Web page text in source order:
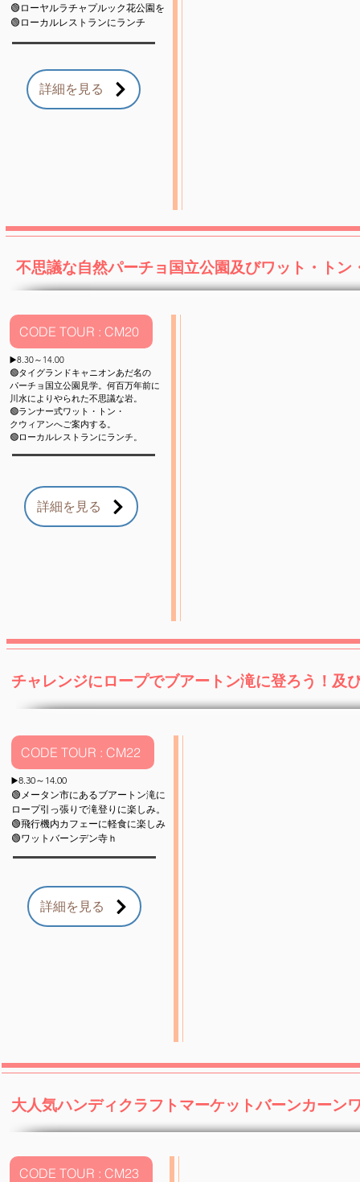
🟢ローヤルラチャプルック花公園を
🟢 ローカルレストランにランチ
詳細を見る
不思議な自然パーチョ国立公園及びワット・トン
CODE TOUR : CM20
▶️8.30～14.00
🟢タイ グランドキャニオンあだ名の
パーチョ国立公園見学。 何百万年前に
川水によりやられた不思議な岩。
🟢ランナー式ワット・トン・
クウィアンへご案内する。
🟢ローカルレストランにランチ。
詳細を見る
チャレンジにロープでブアートン滝に登ろう！及
CODE TOUR : CM22
▶️8.30～14.00
🟢メータン市にあるブアートン滝に
ロープ引っ張りで滝登りに楽しみ。
🟢飛行機内カフェーに軽食に楽しみ
🟢ワットバーンデン寺ｈ
詳細を見る
大人気ハンディクラフトマーケットバーンカーン
CODE TOUR : CM23